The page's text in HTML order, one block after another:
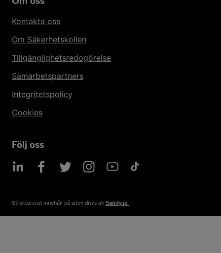
Kontakta oss
Om Säkerhetskollen
Tillgänglighetsredogörelse
Samarbetspartners
Integritetspolicy
Cookies
Följ oss
Strukturerat innehåll på siten drivs av​ Sanity.io